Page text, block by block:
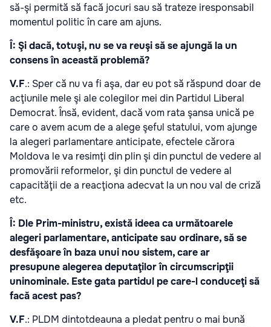
să-şi permită să facă jocuri sau să trateze iresponsabil
momentul politic în care am ajuns.
Î: Şi dacă, totuşi, nu se va reuşi să se ajungă la un
consens în această problemă?
V.F.: Sper că nu va fi aşa, dar eu pot să răspund doar de
acţiunile mele şi ale colegilor mei din Partidul Liberal
Democrat. Însă, evident, dacă vom rata şansa unică pe
care o avem acum de a alege şeful statului, vom ajunge
la alegeri parlamentare anticipate, efectele cărora
Moldova le va resimţi din plin şi din punctul de vedere al
promovării reformelor, şi din punctul de vedere al
capacităţii de a reacţiona adecvat la un nou val de criză
etc.
Î: Dle Prim-ministru, există ideea ca următoarele
alegeri parlamentare, anticipate sau ordinare, să se
desfăşoare în baza unui nou sistem, care ar
presupune alegerea deputaţilor în circumscripţii
uninominale. Este gata partidul pe care-l conduceţi să
facă acest pas?
V.F.: PLDM dintotdeauna a pledat pentru o mai bună